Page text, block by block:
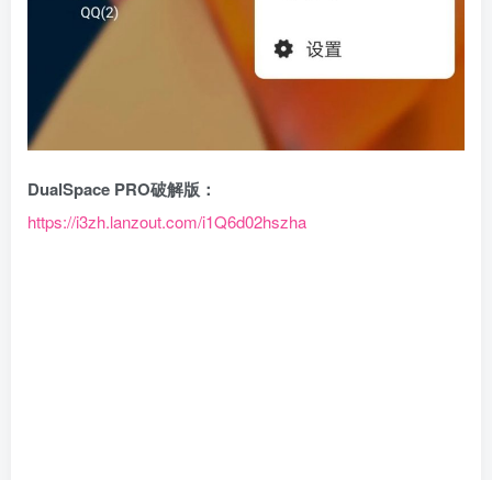
DualSpace PRO破解版：
https://i3zh.lanzout.com/i1Q6d02hszha